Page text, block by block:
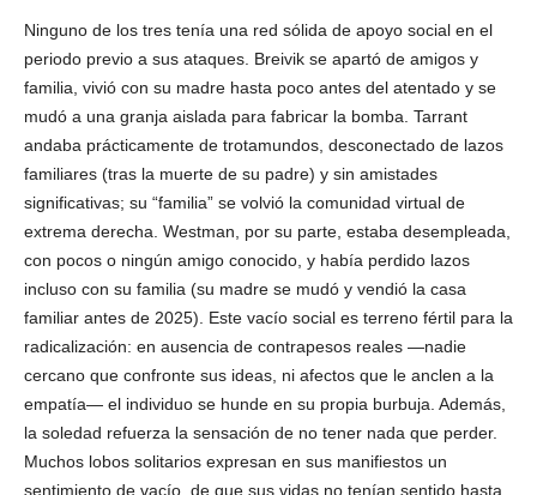
Ninguno de los tres tenía una red sólida de apoyo social en el
periodo previo a sus ataques. Breivik se apartó de amigos y
familia, vivió con su madre hasta poco antes del atentado y se
mudó a una granja aislada para fabricar la bomba. Tarrant
andaba prácticamente de trotamundos, desconectado de lazos
familiares (tras la muerte de su padre) y sin amistades
significativas; su “familia” se volvió la comunidad virtual de
extrema derecha. Westman, por su parte, estaba desempleada,
con pocos o ningún amigo conocido, y había perdido lazos
incluso con su familia (su madre se mudó y vendió la casa
familiar antes de 2025). Este vacío social es terreno fértil para la
radicalización: en ausencia de contrapesos reales —nadie
cercano que confronte sus ideas, ni afectos que le anclen a la
empatía— el individuo se hunde en su propia burbuja. Además,
la soledad refuerza la sensación de no tener nada que perder.
Muchos lobos solitarios expresan en sus manifiestos un
sentimiento de vacío, de que sus vidas no tenían sentido hasta